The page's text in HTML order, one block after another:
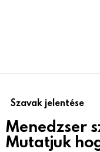
Szavak jelentése
Menedzser
Mutatjuk